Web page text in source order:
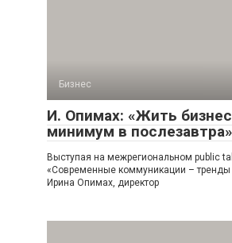
Бизнес
И. Опимах: «Жить
минимум в послезавтра»
Выступая на межрегиональном public
«Современные коммуникации – тренды
Ирина Опимах, директор